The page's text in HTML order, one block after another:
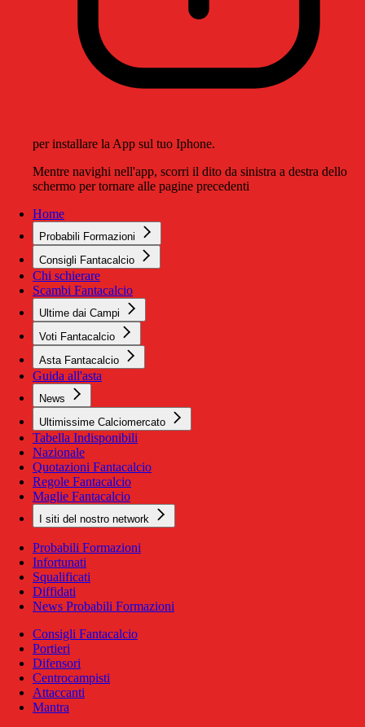
per installare la App sul tuo Iphone.
Mentre navighi nell'app, scorri il dito da sinistra a destra dello
schermo per tornare alle pagine precedenti
Home
Probabili Formazioni
Consigli Fantacalcio
Chi schierare
Scambi Fantacalcio
Ultime dai Campi
Voti Fantacalcio
Asta Fantacalcio
Guida all'asta
News
Ultimissime Calciomercato
Tabella Indisponibili
Nazionale
Quotazioni Fantacalcio
Regole Fantacalcio
Maglie Fantacalcio
I siti del nostro network
Probabili Formazioni
Infortunati
Squalificati
Diffidati
News Probabili Formazioni
Consigli Fantacalcio
Portieri
Difensori
Centrocampisti
Attaccanti
Mantra